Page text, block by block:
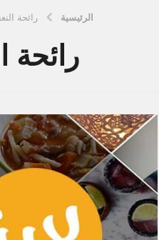
الرئيسية رائحة
رائحة